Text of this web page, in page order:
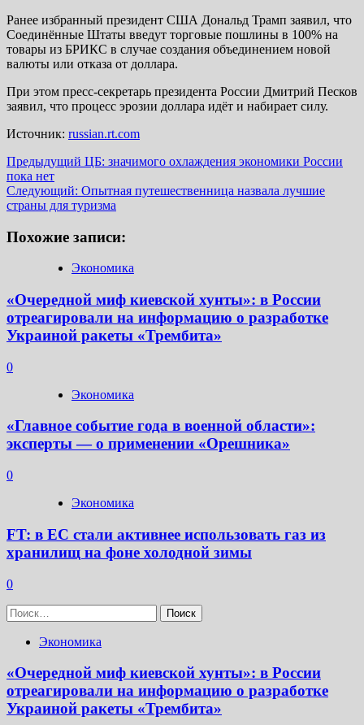
Ранее избранный президент США Дональд Трамп заявил, что
Соединённые Штаты введут торговые пошлины в 100% на
товары из БРИКС в случае создания объединением новой
валюты или отказа от доллара.
При этом пресс-секретарь президента России Дмитрий Песков
заявил, что процесс эрозии доллара идёт и набирает силу.
Источник: russian.rt.com
Навигация
записи
Предыдущий ЦБ: значимого охлаждения экономики России
пока нет
Следующий: Опытная путешественница назвала лучшие
страны для туризма
Похожие записи:
Экономика
«Очередной миф киевской хунты»: в России
отреагировали на информацию о разработке
Украиной ракеты «Трембита»
0
Экономика
«Главное событие года в военной области»:
эксперты — о применении «Орешника»
0
Экономика
FT: в ЕС стали активнее использовать газ из
хранилищ на фоне холодной зимы
0
Найти:
Экономика
«Очередной миф киевской хунты»: в России
отреагировали на информацию о разработке
Украиной ракеты «Трембита»